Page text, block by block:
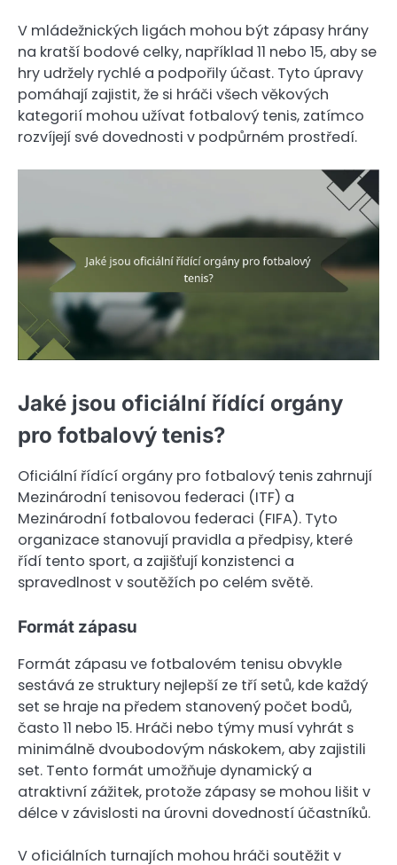
V mládežnických ligách mohou být zápasy hrány
na kratší bodové celky, například 11 nebo 15, aby se
hry udržely rychlé a podpořily účast. Tyto úpravy
pomáhají zajistit, že si hráči všech věkových
kategorií mohou užívat fotbalový tenis, zatímco
rozvíjejí své dovednosti v podpůrném prostředí.
Jaké jsou oficiální řídící orgány
pro fotbalový tenis?
Oficiální řídící orgány pro fotbalový tenis zahrnují
Mezinárodní tenisovou federaci (ITF) a
Mezinárodní fotbalovou federaci (FIFA). Tyto
organizace stanovují pravidla a předpisy, které
řídí tento sport, a zajišťují konzistenci a
spravedlnost v soutěžích po celém světě.
Formát zápasu
Formát zápasu ve fotbalovém tenisu obvykle
sestává ze struktury nejlepší ze tří setů, kde každý
set se hraje na předem stanovený počet bodů,
často 11 nebo 15. Hráči nebo týmy musí vyhrát s
minimálně dvoubodovým náskokem, aby zajistili
set. Tento formát umožňuje dynamický a
atraktivní zážitek, protože zápasy se mohou lišit v
délce v závislosti na úrovni dovedností účastníků.
V oficiálních turnajích mohou hráči soutěžit v